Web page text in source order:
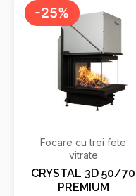
-25%
Focare cu trei fete
vitrate
CRYSTAL 3D 50/70
PREMIUM
inițial
fost:
5.404,00 €.